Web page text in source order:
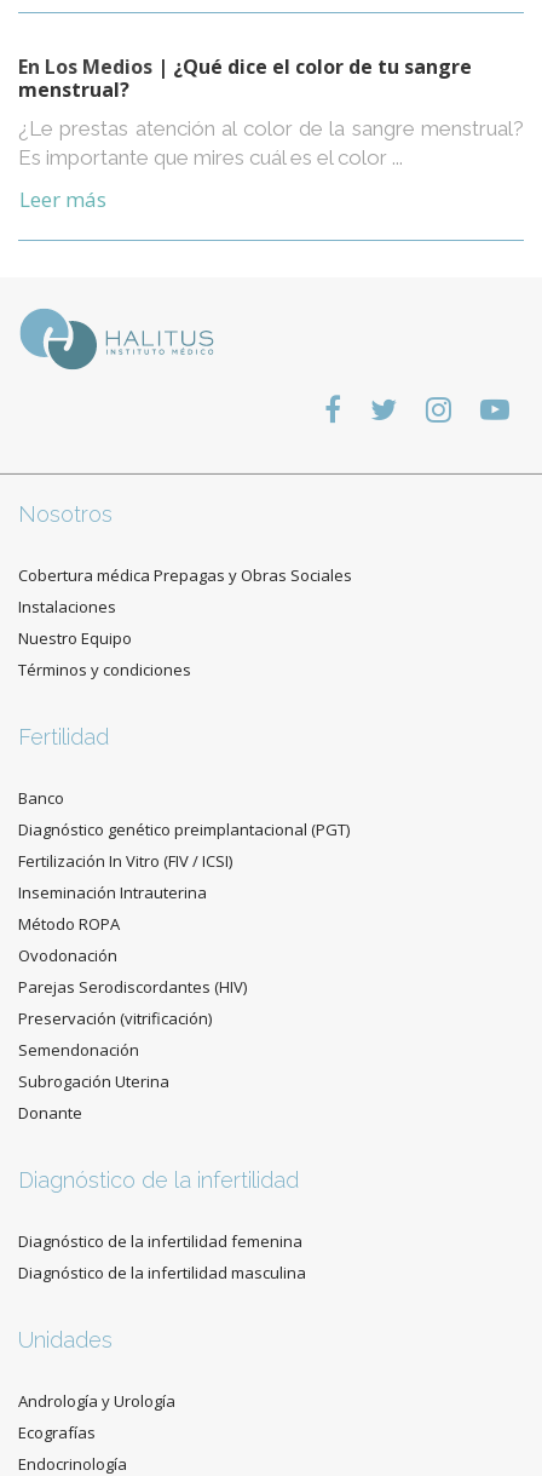
En Los Medios | ¿Qué dice el color de tu sangre
menstrual?
¿Le prestas atención al color de la sangre menstrual?
Es importante que mires cuál es el color ...
Leer más
Nosotros
Cobertura médica Prepagas y Obras Sociales
Instalaciones
Nuestro Equipo
Términos y condiciones
Fertilidad
Banco
Diagnóstico genético preimplantacional (PGT)
Fertilización In Vitro (FIV / ICSI)
Inseminación Intrauterina
Método ROPA
Ovodonación
Parejas Serodiscordantes (HIV)
Preservación (vitrificación)
Semendonación
Subrogación Uterina
Donante
Diagnóstico de la infertilidad
Diagnóstico de la infertilidad femenina
Diagnóstico de la infertilidad masculina
Unidades
Andrología y Urología
Ecografías
Endocrinología